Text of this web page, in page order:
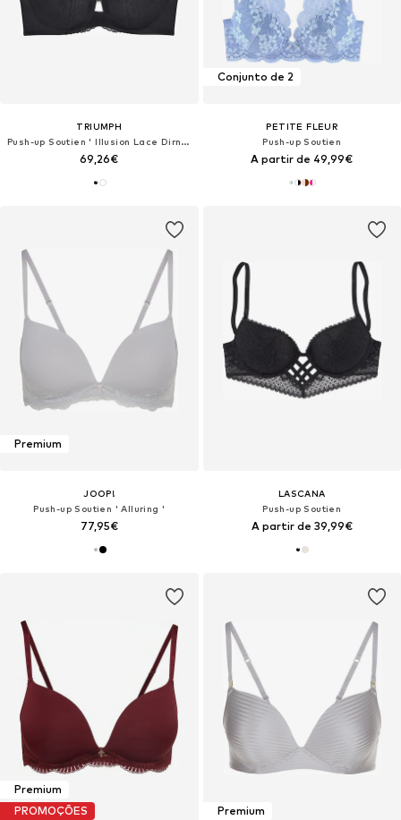
TRIUMPH
Push-up Soutien ' Illusion Lace Dirndl BH '
69,26€
Conjunto de 2
PETITE FLEUR
Push-up Soutien
A partir de 49,99€
Premium
JOOP!
Push-up Soutien ' Alluring '
77,95€
LASCANA
Push-up Soutien
A partir de 39,99€
Premium
PROMOÇÕES
Premium